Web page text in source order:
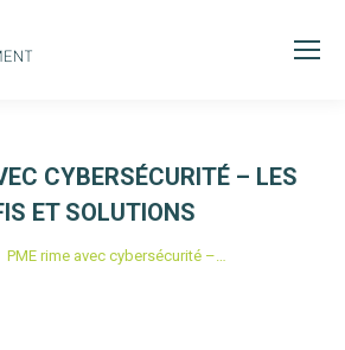
CYBERSÉCURITÉ – LES
ET SOLUTIONS
ici :
PME rime avec cybersécurité –…